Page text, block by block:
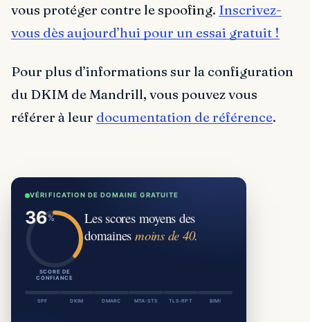
vous protéger contre le spoofing. Inscrivez-
vous dès aujourd’hui pour un essai gratuit !
Pour plus d’informations sur la configuration
du DKIM de Mandrill, vous pouvez vous
référer à leur documentation de référence.
VÉRIFICATION DE DOMAINE GRATUITE
SCORE DE
CONFIANCE
Les scores moyens des
domaines moins de 40.
SPF DKIM DMARC MTA-STS TLS-RPT BIMI